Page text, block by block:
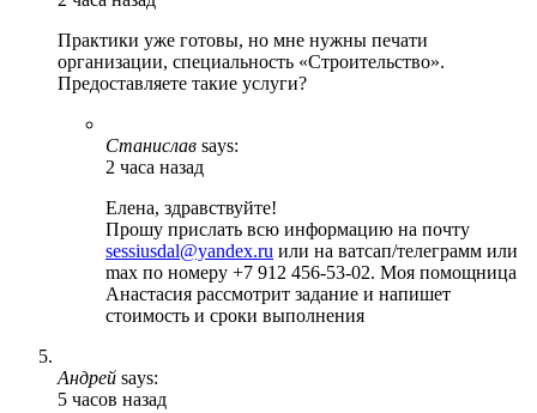
Практики уже готовы, но мне нужны печати
организации, специальность «Строительство».
Предоставляете такие услуги?
Станислав says:
2 часа назад
Елена, здравствуйте!
Прошу прислать всю информацию на почту
sessiusdal@yandex.ru или на ватсап/телеграмм или
max по номеру +7 912 456-53-02. Моя помощница
Анастасия рассмотрит задание и напишет
стоимость и сроки выполнения
Андрей says:
5 часов назад